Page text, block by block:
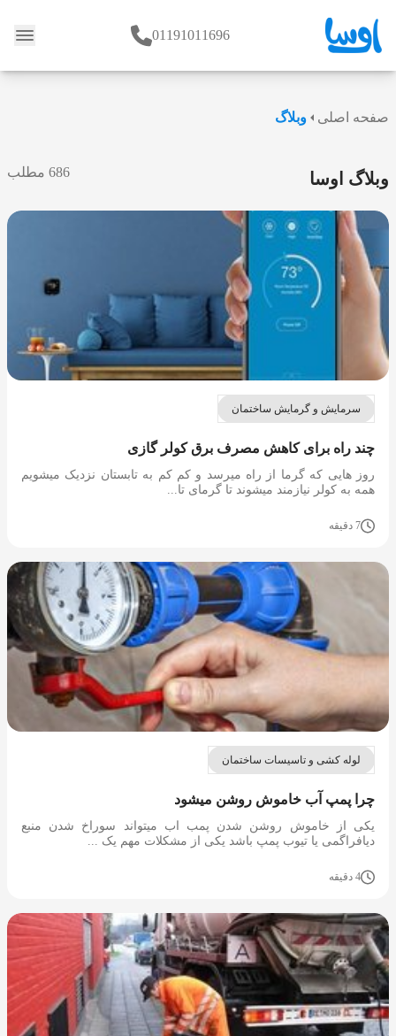
وبلاگ 01191011696
صفحه اصلی وبلاگ
وبلاگ اوسا 686 مطلب
سرمایش و گرمایش ساختمان
چند راه برای کاهش مصرف برق کولر گازی
روز هایی که گرما از راه میرسد و کم کم به تابستان نزدیک میشویم
همه به کولر نیازمند میشوند تا گرمای تا...
7 دقیقه
لوله کشی و تاسیسات ساختمان
چرا پمپ آب خاموش روشن میشود
یکی از خاموش روشن شدن پمب اب میتواند سوراخ شدن منبع
دیافراگمی یا تیوب پمپ باشد یکی از مشکلات مهم یک ...
4 دقیقه